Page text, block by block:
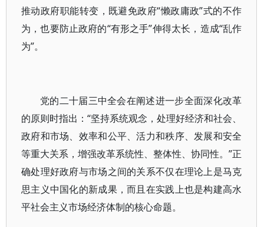
推动政府职能转变，既避免政府“懒政庸政”式的不作
为，也要防止政府的“有形之手”伸得太长，造成“乱作
为”。
党的二十届三中全会在阐述进一步全面深化改革
的原则时指出：“坚持系统观念，处理好经济和社会、
政府和市场、效率和公平、活力和秩序、发展和安全
等重大关系，增强改革系统性、整体性、协同性。”正
确处理好政府与市场之间的关系不仅在理论上是马克
思主义中国化的新成果，而且在实践上也是构建高水
平社会主义市场经济体制的核心命题。